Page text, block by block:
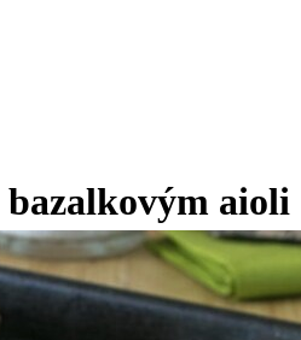
aioli